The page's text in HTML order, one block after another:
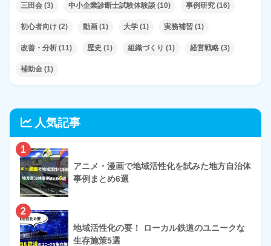
三田会 (3) 中小企業診断士試験体験談 (10) 事例研究 (16)
初心者向け (2) 動画 (1) 大学 (1) 実務補習 (1)
改善・分析 (11) 歴史 (1) 組織づくり (1) 経営戦略 (3)
補助金 (1)
人気記事
1
アニメ・漫画で地域活性化を試みた地方自治体
事例まとめ6選
2
地域活性化の要！ ローカル鉄道のユニークな
生存施策5選